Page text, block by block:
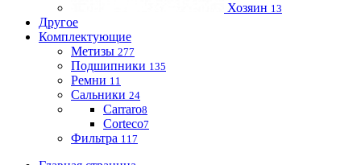
Хозяин 13
Другое
Комплектующие
Метизы 277
Подшипники 135
Ремни 11
Сальники 24
Carraro8
Corteco7
Фильтра 117